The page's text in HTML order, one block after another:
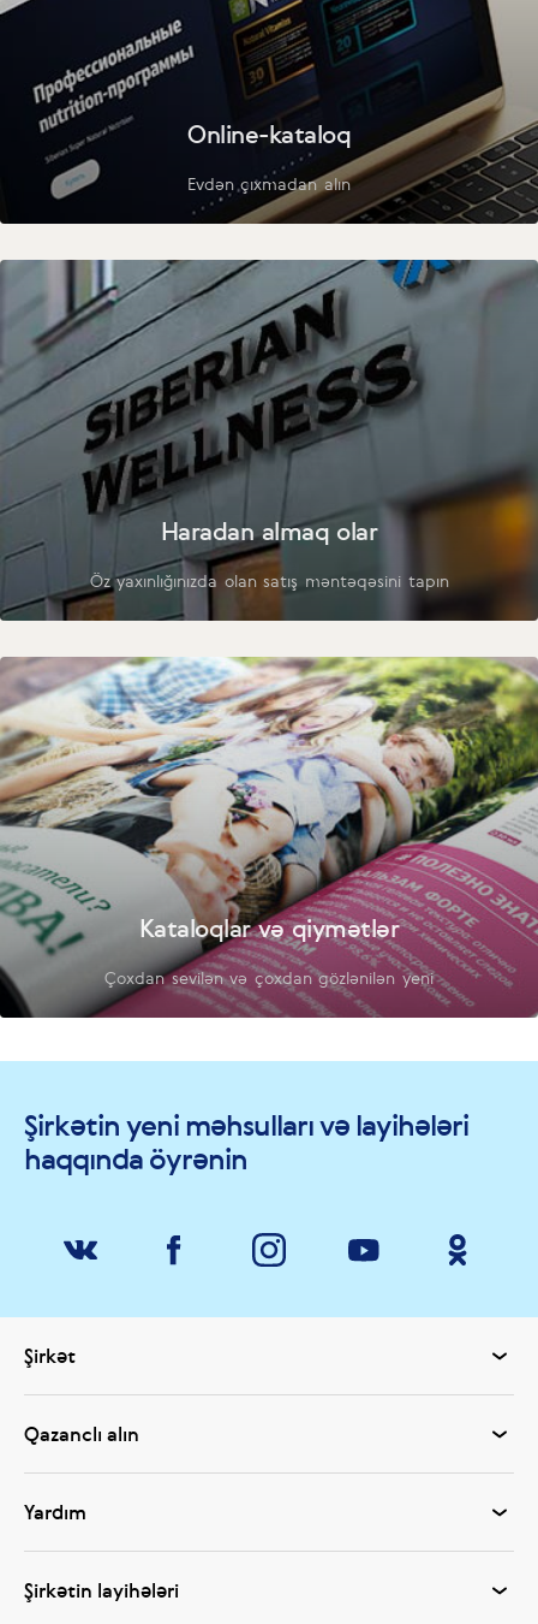
Online-kataloq
Evdən çıxmadan alın
Haradan almaq olar
Öz yaxınlığınızda olan satış məntəqəsini tapın
Kataloqlar və qiymətlər
Çoxdan sevilən və çoxdan gözlənilən yeni
Şirkətin yeni məhsulları və layihələri
haqqında öyrənin
Şirkət
Qazanclı alın
Yardım
Şirkətin layihələri